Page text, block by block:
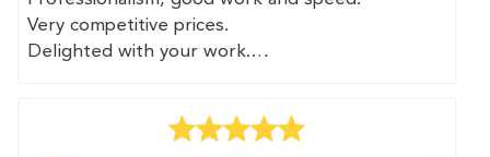
rápido y preciso. Le aportamos plano de la
vivienda que agradeció ya que esto le facilitaba
Posteriorme tuve el certificado en un par de días
was expected is just as fast.
Taking into account that there is a possibility that
to fill in the data, this service is completely
Very competitive prices.
Delighted with your work.
A pleasure to have met you.